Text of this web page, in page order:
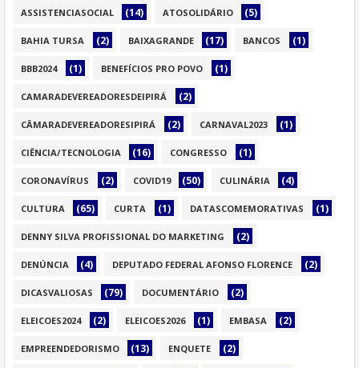
ASSISTENCIASOCIAL (14) ATOSOLIDÁRIO (5)
BAHIA TURSA (2) BAIXAGRANDE (17) BANCOS (1)
BBB2024 (1) BENEFÍCIOS PRO POVO (1)
CAMARADEVEREADORESDEIPIRÁ (2)
CÂMARADEVEREADORESIPIRÁ (2) CARNAVAL2023 (1)
CIÊNCIA/TECNOLOGIA (16) CONGRESSO (1)
CORONAVÍRUS (2) COVID19 (50) CULINÁRIA (4)
CULTURA (65) CURTA (1) DATASCOMEMORATIVAS (1)
DENNY SILVA PROFISSIONAL DO MARKETING (2)
DENÚNCIA (4) DEPUTADO FEDERAL AFONSO FLORENCE (2)
DICASVALIOSAS (79) DOCUMENTÁRIO (2)
ELEICOES2024 (2) ELEICOES2026 (1) EMBASA (2)
EMPREENDEDORISMO (13) ENQUETE (2)